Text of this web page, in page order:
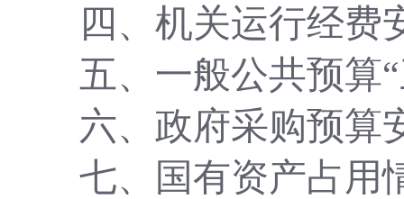
四、机关运行经费
五、一般公共预算
六、政府采购预算
七、国有资产占用